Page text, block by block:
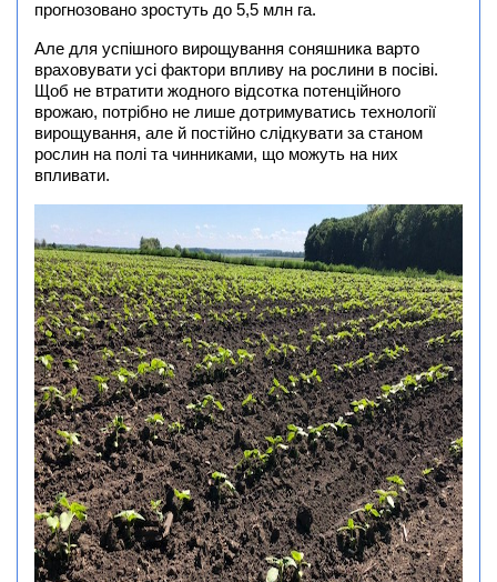
прогнозовано зростуть до 5,5 млн га.
Але для успішного вирощування соняшника варто
враховувати усі фактори впливу на рослини в посіві.
Щоб не втратити жодного відсотка потенційного
врожаю, потрібно не лише дотримуватись технології
вирощування, але й постійно слідкувати за станом
рослин на полі та чинниками, що можуть на них
впливати.